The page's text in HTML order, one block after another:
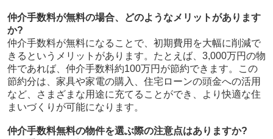
仲介手数料が無料の場合、どのようなメリットがあります
か?
仲介手数料が無料になることで、初期費用を大幅に削減で
きるというメリットがあります。たとえば、3,000万円の物
件であれば、仲介手数料約100万円が節約できます。この
節約分は、家具や家電の購入、住宅ローンの頭金への活用
など、さまざまな用途に充てることができ、より快適な住
まいづくりが可能になります。
仲介手数料無料の物件を選ぶ際の注意点はありますか?